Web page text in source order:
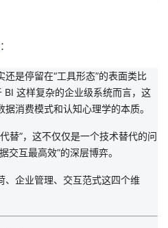
是停留在“工具形态”的表面类比
BI 这样复杂的企业级系统而言，这
据消费模式和认知心理学的本质。
替”，这不仅仅是一个技术替代的问
交互最高效”的深层博弈。
、企业管理、交互范式这四个维